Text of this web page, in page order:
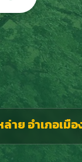
อำเภอเมือ